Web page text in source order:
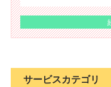
サービスカテゴリ